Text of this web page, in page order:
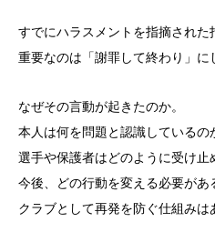
すでにハラスメントを指摘された
重要なのは「謝罪して終わり」に
なぜその言動が起きたのか。
本人は何を問題と認識しているの
選手や保護者はどのように受け止
今後、どの行動を変える必要があ
クラブとして再発を防ぐ仕組みは